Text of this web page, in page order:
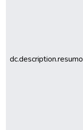
dc.description.resumo